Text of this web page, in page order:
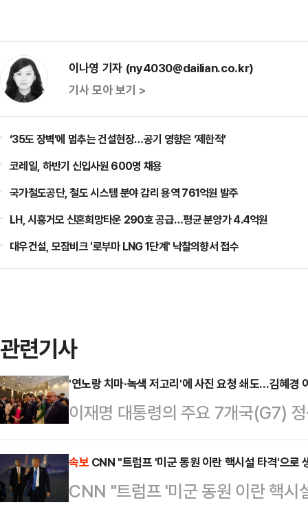
이나영 기자 (ny4030@dailian.co.kr)
기사 모아 보기 >
‘35도 장벽’에 멈추는 건설현장…공기 영향은 ‘제한적’
코레일, 하반기 신입사원 600명 채용
국가철도공단, 철도 시스템 분야 감리 용역 761억원 발주
LH, 시흥거모 신혼희망타운 290호 공급…평균 분양가 4.4억원
대우건설, 모잠비크 '로부마 LNG 1단계' 낙찰의향서 접수
관련기사
'연노랑 치마·녹색 저고리'에 사진 요청 쇄도…김혜경
이재명 대통령의 주요 7개국(G7)
부인 외교'로 국제무대에 데뷔했다.
션 행사에서 연노랑 치마에 녹색 저
요청을 많이 받은 것으로 전해졌다.
속보 CNN "트럼프 '미군 동원 이란 핵시설 타격'으로
CNN "트럼프 '미군 동원 이란 핵시